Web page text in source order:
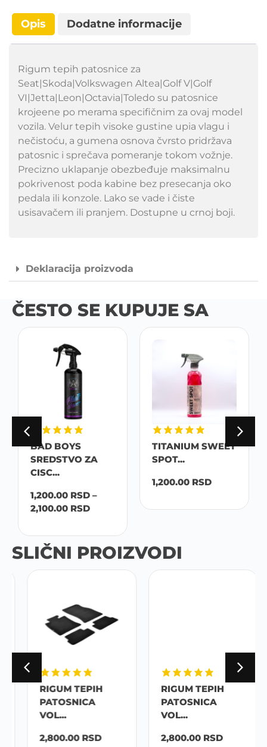
Opis Dodatne informacije
Rigum tepih patosnice za
Seat|Skoda|Volkswagen Altea|Golf V|Golf
VI|Jetta|Leon|Octavia|Toledo su patosnice
krojeene po merama specifičnim za ovaj model
vozila. Velur tepih visoke gustine upia vlagu i
nečistoću, a gumena osnova čvrsto pridržava
patosnic i sprečava pomeranje tokom vožnje.
Precizno uklapanje obezbeđuje maksimalnu
pokrivenost poda kabine bez presecanja oko
pedala ili konzole. Lako se vade i čiste
usisavačem ili pranjem. Dostupne u crnoj boji.
Deklaracija proizvoda
ČESTO SE KUPUJE SA
BAD BOYS
SREDSTVO ZA
CISC...
1,200.00 RSD –
2,100.00 RSD
TITANIUM SWEET
SPOT...
1,200.00 RSD
SLIČNI PROIZVODI
RIGUM TEPIH
PATOSNICA
VOL...
2,800.00RSD
RIGUM TEPIH
PATOSNICA
VOL...
2,800.00RSD